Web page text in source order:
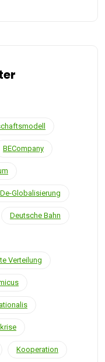
BECompany
De-Globalisierung
Deutsche Bahn
Verteilung
Kooperation